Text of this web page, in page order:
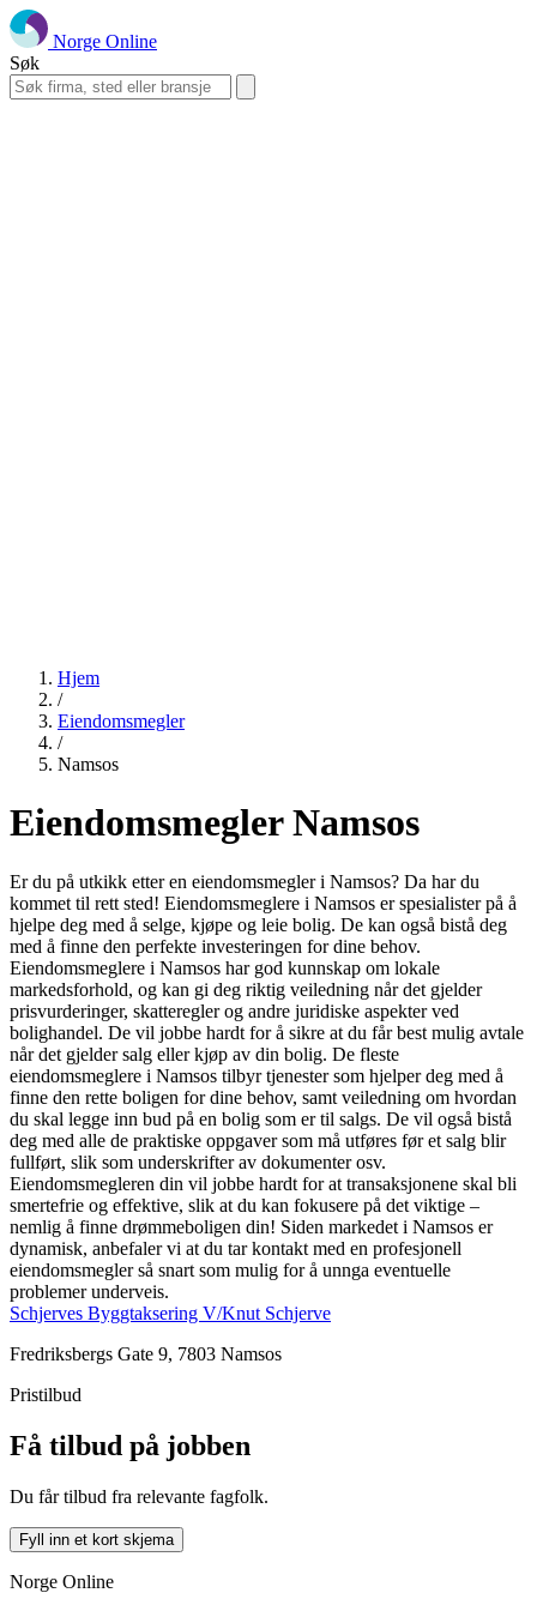
Norge Online
Søk
Hjem
/
Eiendomsmegler
/
Namsos
Eiendomsmegler Namsos
Er du på utkikk etter en eiendomsmegler i Namsos? Da har du
kommet til rett sted! Eiendomsmeglere i Namsos er spesialister på å
hjelpe deg med å selge, kjøpe og leie bolig. De kan også bistå deg
med å finne den perfekte investeringen for dine behov.
Eiendomsmeglere i Namsos har god kunnskap om lokale
markedsforhold, og kan gi deg riktig veiledning når det gjelder
prisvurderinger, skatteregler og andre juridiske aspekter ved
bolighandel. De vil jobbe hardt for å sikre at du får best mulig avtale
når det gjelder salg eller kjøp av din bolig. De fleste
eiendomsmeglere i Namsos tilbyr tjenester som hjelper deg med å
finne den rette boligen for dine behov, samt veiledning om hvordan
du skal legge inn bud på en bolig som er til salgs. De vil også bistå
deg med alle de praktiske oppgaver som må utføres før et salg blir
fullført, slik som underskrifter av dokumenter osv.
Eiendomsmegleren din vil jobbe hardt for at transaksjonene skal bli
smertefrie og effektive, slik at du kan fokusere på det viktige –
nemlig å finne drømmeboligen din! Siden markedet i Namsos er
dynamisk, anbefaler vi at du tar kontakt med en profesjonell
eiendomsmegler så snart som mulig for å unnga eventuelle
problemer underveis.
Schjerves Byggtaksering V/Knut Schjerve
Fredriksbergs Gate 9, 7803 Namsos
Pristilbud
Få tilbud på jobben
Du får tilbud fra relevante fagfolk.
Fyll inn et kort skjema
Norge Online